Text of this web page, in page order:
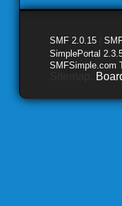
SMF 2.0.15
SimplePortal
SMFSimple.com